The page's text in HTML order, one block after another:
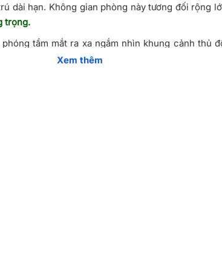
dài hạn. Không gian phòng này tương đối rộng
trọng.
tầm mắt ra xa ngắm nhìn khung cảnh thủ
Xem thêm